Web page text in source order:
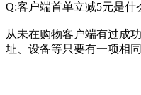
Q:客户端首单立减5元
从未在购物客户端有过成
址、设备等只要有一项相